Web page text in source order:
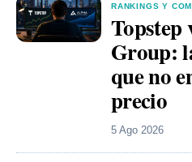
RANKINGS Y
Group:
que no
precio
5 Ago 2026